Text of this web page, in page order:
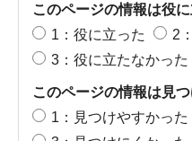
このページの情報は役
1：役に立った
2
3：役に立たなかった
このページの情報は見
1：見つけやすかった